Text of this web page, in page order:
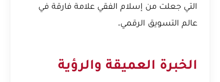
التي جعلت من إسلام الفقي علامة فارقة في
عالم التسويق الرقمي.
الخبرة العميقة والرؤية